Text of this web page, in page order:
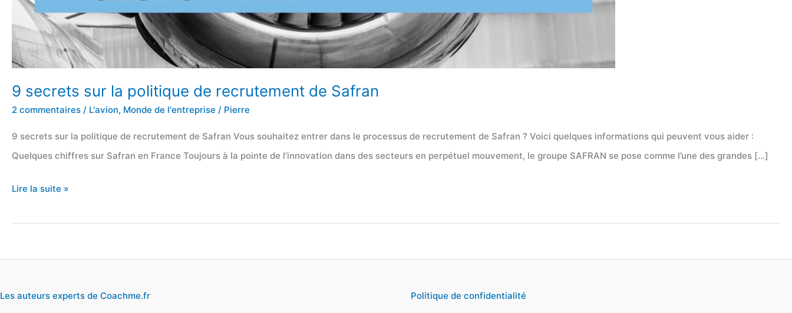
9 secrets sur la politique de recrutement de Safran
2 commentaires / L'avion, Monde de l'entreprise / Pierre
9 secrets sur la politique de recrutement de Safran Vous souhaitez entrer dans le processus de recrutement de Safran ? Voici quelques informations qui peuvent vous aider :
Quelques chiffres sur Safran en France Toujours à la pointe de l’innovation dans des secteurs en perpétuel mouvement, le groupe SAFRAN se pose comme l’une des grandes […]
9
sur
recrutement
Lire la suite »
Les auteurs experts de Coachme.fr Politique de confidentialité